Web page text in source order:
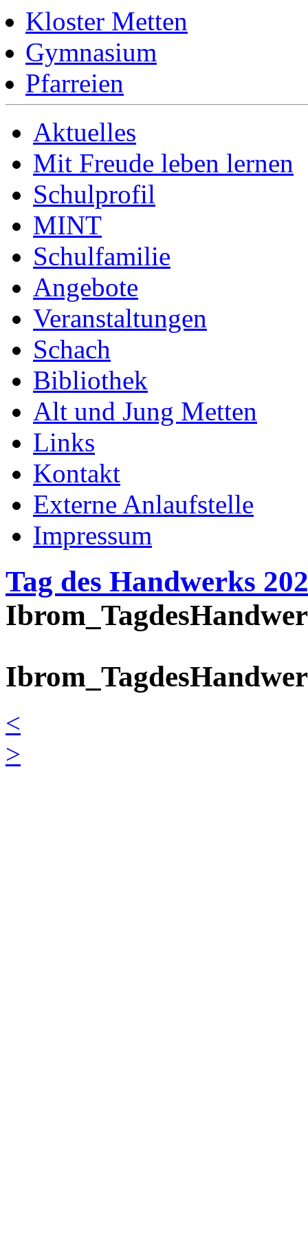
Kloster Metten
Gymnasium
Pfarreien
Aktuelles
Mit Freude leben lernen
Schulprofil
MINT
Schulfamilie
Angebote
Veranstaltungen
Schach
Bibliothek
Alt und Jung Metten
Links
Kontakt
Externe Anlaufstelle
Impressum
Tag des Handwerks
<
>